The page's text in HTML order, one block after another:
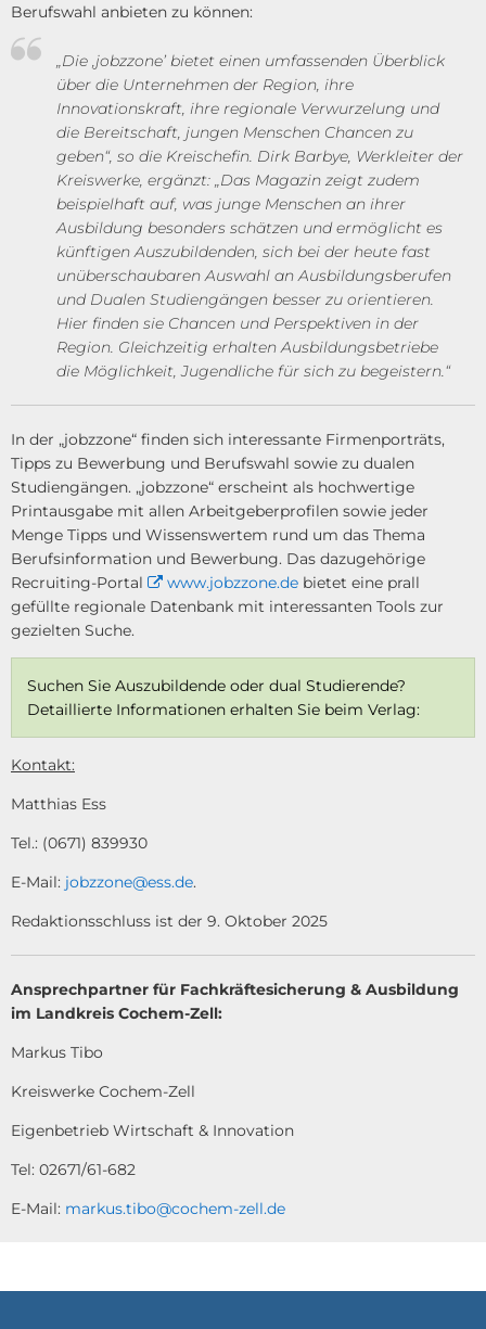
Berufswahl anbieten zu können:
„Die ‚jobzzone’ bietet einen umfassenden Überblick
über die Unternehmen der Region, ihre
Innovationskraft, ihre regionale Verwurzelung und
die Bereitschaft, jungen Menschen Chancen zu
geben“, so die Kreischefin. Dirk Barbye, Werkleiter der
Kreiswerke, ergänzt: „Das Magazin zeigt zudem
beispielhaft auf, was junge Menschen an ihrer
Ausbildung besonders schätzen und ermöglicht es
künftigen Auszubildenden, sich bei der heute fast
unüberschaubaren Auswahl an Ausbildungsberufen
und Dualen Studiengängen besser zu orientieren.
Hier finden sie Chancen und Perspektiven in der
Region. Gleichzeitig erhalten Ausbildungsbetriebe
die Möglichkeit, Jugendliche für sich zu begeistern.“
In der „jobzzone“ finden sich interessante Firmenporträts,
Tipps zu Bewerbung und Berufswahl sowie zu dualen
Studiengängen. „jobzzone“ erscheint als hochwertige
Printausgabe mit allen Arbeitgeberprofilen sowie jeder
Menge Tipps und Wissenswertem rund um das Thema
Berufsinformation und Bewerbung. Das dazugehörige
Recruiting-Portal
www.jobzzone.debietet eine prall
gefüllte regionale Datenbank mit interessanten Tools zur
gezielten Suche.
Suchen Sie Auszubildende oder dual Studierende?
Detaillierte Informationen erhalten Sie beim Verlag:
Kontakt:
Matthias Ess
Tel.: (0671) 839930
E-Mail: jobzzone@ess.de.
Redaktionsschluss ist der 9. Oktober 2025
Ansprechpartner für Fachkräftesicherung & Ausbildung
im Landkreis Cochem-Zell:
Markus Tibo
Kreiswerke Cochem-Zell
Eigenbetrieb Wirtschaft & Innovation
Tel: 02671/61-682
E-Mail: markus.tibo@cochem-zell.de